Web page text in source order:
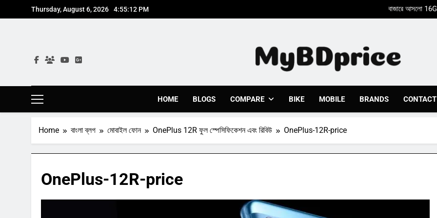
to
Thursday, August 6, 2026 4:55:13 PM
Nothing Phone 2a একটি
Nothing Phone 2a একটি
Mybdprice
Latest Bike & Mobiles Price In Bangladesh 2023 At
HOME BLOGS COMPARE BIKE MOBILE BRANDS
Home বাংলা ব্লগ মোবাইল ফোন OnePlus 12R ফুল স্পেসিফিকেশন এবং রিবিউ OnePlus-12R-price
OnePlus-12R-price